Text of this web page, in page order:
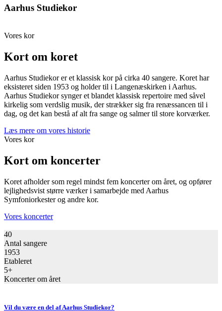
Aarhus Studiekor
Vores kor
Kort om koret
Aarhus Studiekor er et klassisk kor på cirka 40 sangere. Koret har
eksisteret siden 1953 og holder til i Langenæskirken i Aarhus.
Aarhus Studiekor synger et blandet klassisk repertoire med såvel
kirkelig som verdslig musik, der strækker sig fra renæssancen til i
dag, og det kan bestå af alt fra sange og salmer til store korværker.
Læs mere om vores historie
Vores kor
Kort om koncerter
Koret afholder som regel mindst fem koncerter om året, og opfører
lejlighedsvist større værker i samarbejde med Aarhus
Symfoniorkester og andre kor.
Vores koncerter
40
Antal sangere
1953
Etableret
5+
Koncerter om året
Vil du være en del af Aarhus Studiekor?